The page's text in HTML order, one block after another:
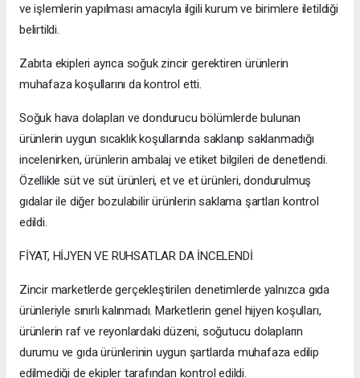
ve işlemlerin yapılması amacıyla ilgili kurum ve birimlere iletildiği
belirtildi.
Zabıta ekipleri ayrıca soğuk zincir gerektiren ürünlerin
muhafaza koşullarını da kontrol etti.
Soğuk hava dolapları ve dondurucu bölümlerde bulunan
ürünlerin uygun sıcaklık koşullarında saklanıp saklanmadığı
incelenirken, ürünlerin ambalaj ve etiket bilgileri de denetlendi.
Özellikle süt ve süt ürünleri, et ve et ürünleri, dondurulmuş
gıdalar ile diğer bozulabilir ürünlerin saklama şartları kontrol
edildi.
FİYAT, HİJYEN VE RUHSATLAR DA İNCELENDİ
Zincir marketlerde gerçekleştirilen denetimlerde yalnızca gıda
ürünleriyle sınırlı kalınmadı. Marketlerin genel hijyen koşulları,
ürünlerin raf ve reyonlardaki düzeni, soğutucu dolapların
durumu ve gıda ürünlerinin uygun şartlarda muhafaza edilip
edilmediği de ekipler tarafından kontrol edildi.